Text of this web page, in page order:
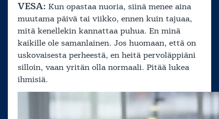
VESA: Kun opastaa nuoria, siinä menee aina
muutama päivä tai viikko, ennen kuin tajuaa,
mitä kenellekin kannattaa puhua. En minä
kaikille ole samanlainen. Jos huomaan, että on
uskovaisesta perheestä, en heitä pervoläppiäni
silloin, vaan yritän olla normaali. Pitää lukea
ihmisiä.